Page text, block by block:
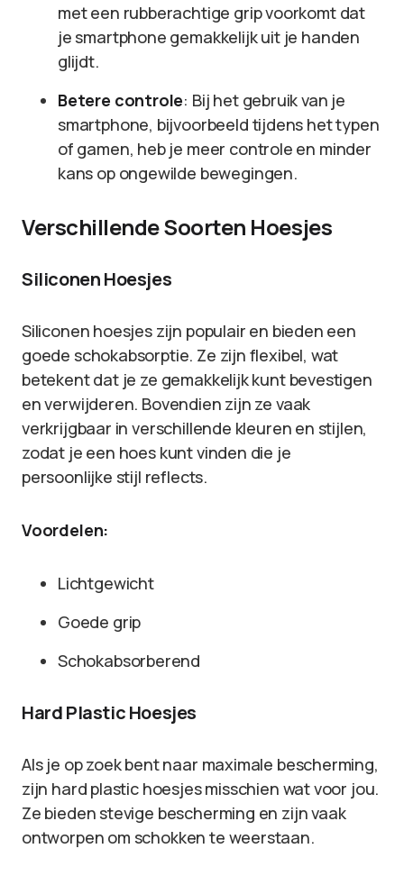
met een rubberachtige grip voorkomt dat
je smartphone gemakkelijk uit je handen
glijdt.
Betere controle: Bij het gebruik van je
smartphone, bijvoorbeeld tijdens het typen
of gamen, heb je meer controle en minder
kans op ongewilde bewegingen.
Verschillende Soorten Hoesjes
Siliconen Hoesjes
Siliconen hoesjes zijn populair en bieden een
goede schokabsorptie. Ze zijn flexibel, wat
betekent dat je ze gemakkelijk kunt bevestigen
en verwijderen. Bovendien zijn ze vaak
verkrijgbaar in verschillende kleuren en stijlen,
zodat je een hoes kunt vinden die je
persoonlijke stijl reflects.
Voordelen:
Lichtgewicht
Goede grip
Schokabsorberend
Hard Plastic Hoesjes
Als je op zoek bent naar maximale bescherming,
zijn hard plastic hoesjes misschien wat voor jou.
Ze bieden stevige bescherming en zijn vaak
ontworpen om schokken te weerstaan.